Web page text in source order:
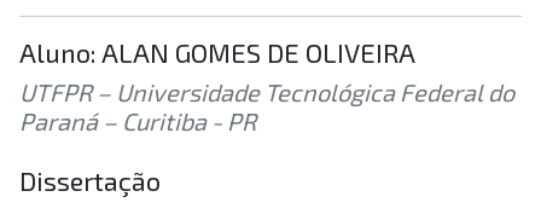
Aluno: ALAN GOMES DE OLIVEIRA
UTFPR – Universidade Tecnológica Federal do
Paraná – Curitiba - PR
Dissertação